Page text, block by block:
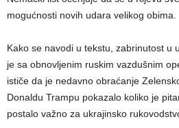
mogućnosti novih udara velikog obima.
Kako se navodi u tekstu, zabrinutost u
je sa obnovljenim ruskim vazdušnim
ističe da je nedavno obraćanje
Donaldu Trampu pokazalo koliko je
postalo važno za ukrajinsko